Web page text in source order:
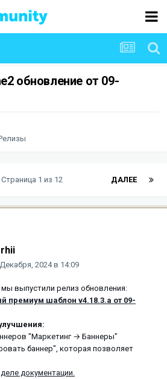
обновление от 09-
ДАЛЕЕ
Страница 1 из 12
2024 в 14:09
мы выпустили релиз обновления:
премиум шаблон v4.18.3.a от 09-
"Маркетинг → Баннеры"
баннер", которая позволяет
документации.